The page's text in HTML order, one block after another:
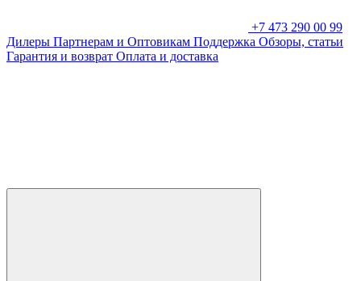
+7 473 290 00 99
Дилеры Партнерам и Оптовикам Поддержка Обзоры, статьи
Гарантия и возврат Оплата и доставка